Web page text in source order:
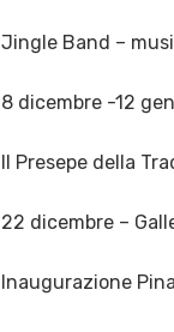
Jingle Band –
8 dicembre -12
Il Presepe della
22 dicembre –
Inaugurazione